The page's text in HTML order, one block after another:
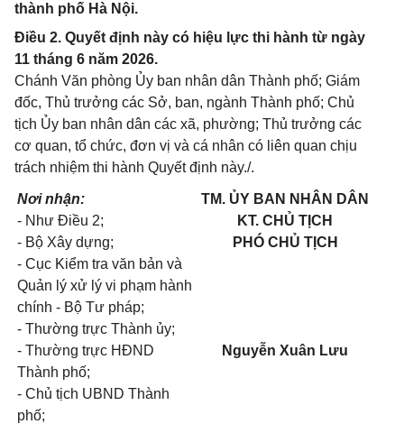
thành phố Hà Nội.
Điều 2. Quyết định này có hiệu lực thi hành từ ngày
11 tháng 6 năm 2026.
Chánh Văn phòng Ủy ban nhân dân Thành phố; Giám
đốc, Thủ trưởng các Sở, ban, ngành Thành phố; Chủ
tịch Ủy ban nhân dân các xã, phường; Thủ trưởng các
cơ quan, tổ chức, đơn vị và cá nhân có liên quan chịu
trách nhiệm thi hành Quyết định này./.
Nơi nhận:
- Như Điều 2;
- Bộ Xây dựng;
- Cục Kiểm tra văn bản và
Quản lý xử lý vi phạm hành
chính - Bộ Tư pháp;
- Thường trực Thành ủy;
- Thường trực HĐND
Thành phố;
- Chủ tịch UBND Thành
phố;
TM. ỦY BAN NHÂN DÂN
KT. CHỦ TỊCH
PHÓ CHỦ TỊCH
Nguyễn Xuân Lưu